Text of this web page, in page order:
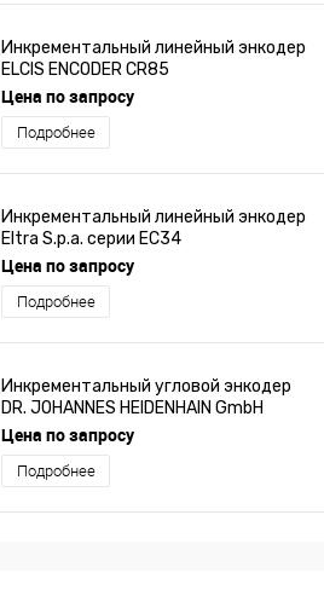
Инкрементальный линейный энкодер
ELCIS ENCODER CR85
Цена по запросу
Подробнее
Инкрементальный линейный энкодер
Eltra S.p.a. серии EC34
Цена по запросу
Подробнее
Инкрементальный угловой энкодер
DR. JOHANNES HEIDENHAIN GmbH
серии RON
Цена по запросу
Подробнее